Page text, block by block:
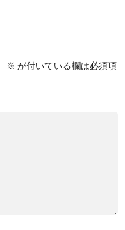
※ が付いている欄は必須項